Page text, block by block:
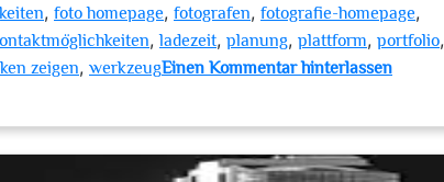
, foto homepage, fotografen, fotografie-homepage,
,ladezeit, planung, plattform, portfolio,
zeigen, werkzeugEinen Kommentar hinterlassen